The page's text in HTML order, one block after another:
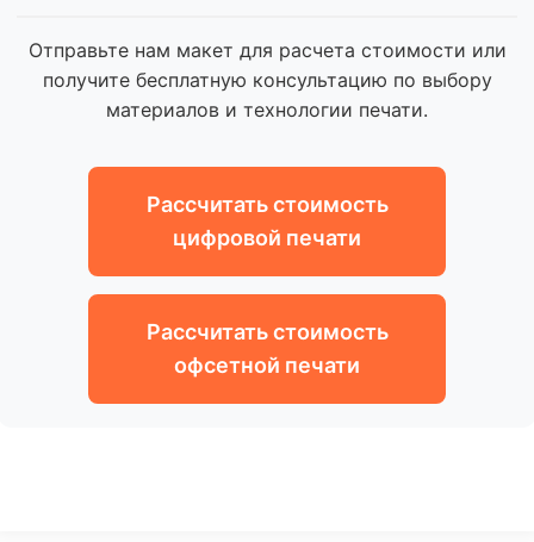
Отправьте нам макет для расчета стоимости или
получите бесплатную консультацию по выбору
материалов и технологии печати.
Рассчитать стоимость
цифровой печати
Рассчитать стоимость
офсетной печати